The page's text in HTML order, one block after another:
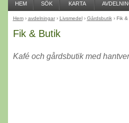
Fik & Butik
Kafé och gårdsbutik med
Hem› avdelningar› Livsmedel› Gårdsbutik› Fik &
HEM SÖK KARTA